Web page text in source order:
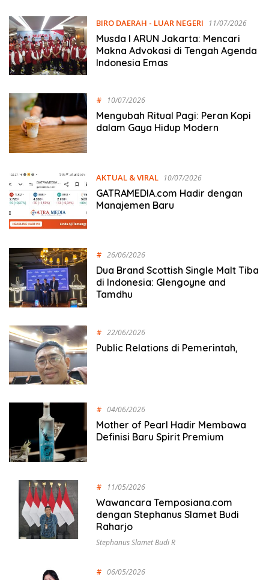
BIRO DAERAH - LUAR NEGERI 11/07/2026
Musda I ARUN Jakarta: Mencari
Makna Advokasi di Tengah Agenda
Indonesia Emas
# 10/07/2026
Mengubah Ritual Pagi: Peran Kopi
dalam Gaya Hidup Modern
AKTUAL & VIRAL 10/07/2026
GATRAMEDIA.com Hadir dengan
Manajemen Baru
# 26/06/2026
Dua Brand Scottish Single Malt Tiba
di Indonesia: Glengoyne and
Tamdhu
# 22/06/2026
Public Relations di Pemerintah,
# 04/06/2026
Mother of Pearl Hadir Membawa
Definisi Baru Spirit Premium
# 11/05/2026
Wawancara Temposiana.com
dengan Stephanus Slamet Budi
Raharjo
Stephanus Slamet Budi R
# 06/05/2026